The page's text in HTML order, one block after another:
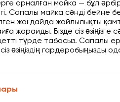
арналған майка — бұл
Сапалы майка сәнді бейне
жағдайда жайлылықты
жарайды. Бізде сіз
түрде табасыз. Сапалы
өзіңіздің гардеробыңызды